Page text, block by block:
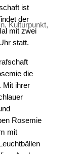
, Kulturpunkt,
ist
der
mit zwei
statt.
die
Mit ihrer
Rosemie
mit